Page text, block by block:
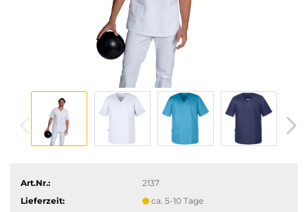
Art.Nr.:
2137
Lieferzeit:
ca. 5-10 Tage